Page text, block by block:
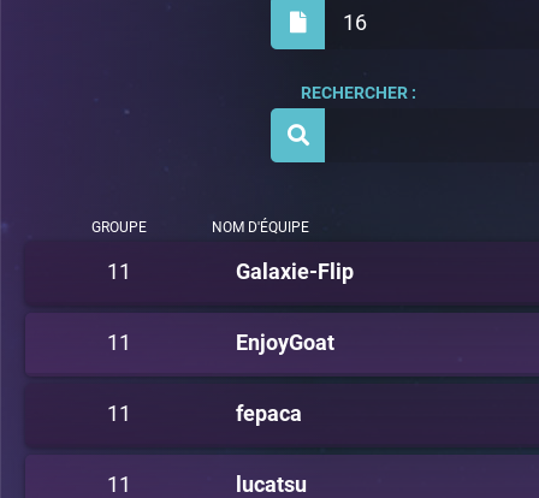
16
RECHERCHER :
GROUPE NOM D'ÉQUIPE
11 Galaxie-Flip
11 EnjoyGoat
11 fepaca
11 lucatsu